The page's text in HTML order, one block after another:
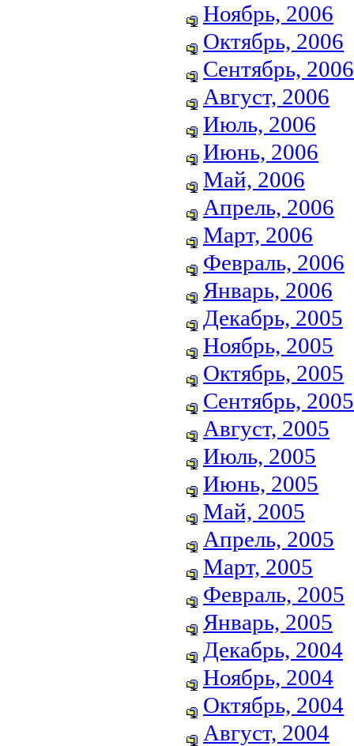
Ноябрь, 2006
Октябрь, 2006
Сентябрь, 2006
Август, 2006
Июль, 2006
Июнь, 2006
Май, 2006
Апрель, 2006
Март, 2006
Февраль, 2006
Январь, 2006
Декабрь, 2005
Ноябрь, 2005
Октябрь, 2005
Сентябрь, 2005
Август, 2005
Июль, 2005
Июнь, 2005
Май, 2005
Апрель, 2005
Март, 2005
Февраль, 2005
Январь, 2005
Декабрь, 2004
Ноябрь, 2004
Октябрь, 2004
Август, 2004